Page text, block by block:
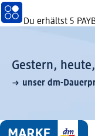
Du erhältst 5
Gestern,
unser dm-